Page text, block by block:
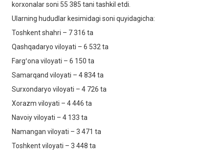
korxonalar soni 55 385 tani tashkil etdi.
Ularning hududlar kesimidagi soni quyidagicha:
Toshkent shahri – 7 316 ta
Qashqadaryo viloyati – 6 532 ta
Fargʻona viloyati – 6 150 ta
Samarqand viloyati – 4 834 ta
Surxondaryo viloyati – 4 726 ta
Xorazm viloyati – 4 446 ta
Navoiy viloyati – 4 133 ta
Namangan viloyati – 3 471 ta
Toshkent viloyati – 3 448 ta